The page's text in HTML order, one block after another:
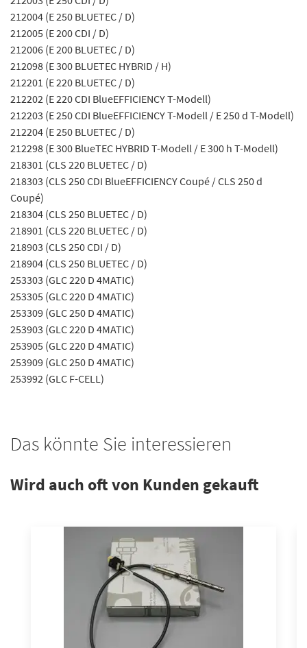
212004 (E 250 BLUETEC / D)
212005 (E 200 CDI / D)
212006 (E 200 BLUETEC / D)
212098 (E 300 BLUETEC HYBRID / H)
212201 (E 220 BLUETEC / D)
212202 (E 220 CDI BlueEFFICIENCY T-Modell)
212203 (E 250 CDI BlueEFFICIENCY T-Modell / E 250 d T-Modell)
212204 (E 250 BLUETEC / D)
212298 (E 300 BlueTEC HYBRID T-Modell / E 300 h T-Modell)
218301 (CLS 220 BLUETEC / D)
218303 (CLS 250 CDI BlueEFFICIENCY Coupé / CLS 250 d
Coupé)
218304 (CLS 250 BLUETEC / D)
218901 (CLS 220 BLUETEC / D)
218903 (CLS 250 CDI / D)
218904 (CLS 250 BLUETEC / D)
253303 (GLC 220 D 4MATIC)
253305 (GLC 220 D 4MATIC)
253309 (GLC 250 D 4MATIC)
253903 (GLC 220 D 4MATIC)
253905 (GLC 220 D 4MATIC)
253909 (GLC 250 D 4MATIC)
253992 (GLC F-CELL)
Das könnte Sie interessieren
Wird auch oft von Kunden gekauft